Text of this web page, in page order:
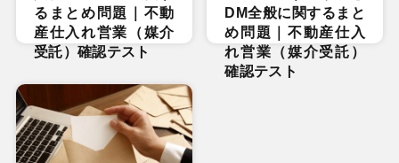
るまとめ問題｜不動
産仕入れ営業（媒介
受託）確認テスト
DM全般に関するまと
め問題｜不動産仕入
れ営業（媒介受託）
確認テスト